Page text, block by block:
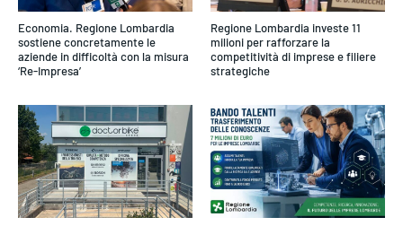
Economia. Regione Lombardia
sostiene concretamente le
aziende in difficoltà con la misura
‘Re-Impresa’
Regione Lombardia investe 11
milioni per rafforzare la
competitività di imprese e filiere
strategiche